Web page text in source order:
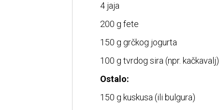
4 jaja
200 g fete
150 g grčkog jogurta
100 g tvrdog sira (npr. kačkavalj)
Ostalo:
150 g kuskusa (ili bulgura)